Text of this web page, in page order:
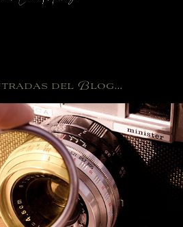
del Blog...
la fotografía de paisaje